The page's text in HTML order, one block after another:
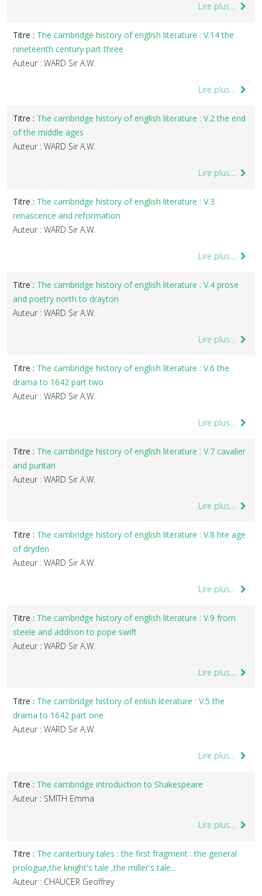
Lire plus...
Titre : The cambridge history of english literature : V.14 the
nineteenth century part three
Auteur : WARD Sir A.W.
Lire plus...
Titre : The cambridge history of english literature : V.2 the end
of the middle ages
Auteur : WARD Sir A.W.
Lire plus...
Titre : The cambridge history of english literature : V.3
renascence and reformation
Auteur : WARD Sir A.W.
Lire plus...
Titre : The cambridge history of english literature : V.4 prose
and poetry north to drayton
Auteur : WARD Sir A.W.
Lire plus...
Titre : The cambridge history of english literature : V.6 the
drama to 1642 part two
Auteur : WARD Sir A.W.
Lire plus...
Titre : The cambridge history of english literature : V.7 cavalier
and puritan
Auteur : WARD Sir A.W.
Lire plus...
Titre : The cambridge history of english literature : V.8 hte age
of dryden
Auteur : WARD Sir A.W.
Lire plus...
Titre : The cambridge history of english literature : V.9 from
steele and addison to pope swift
Auteur : WARD Sir A.W.
Lire plus...
Titre : The cambridge history of enlish literature : V.5 the
drama to 1642 part one
Auteur : WARD Sir A.W.
Lire plus...
Titre : The cambridge introduction to Shakespeare
Auteur : SMITH Emma
Lire plus...
Titre : The canterbury tales : the first fragment : the general
prologue,the knight's tale ,the miller's tale...
Auteur : CHAUCER Geoffrey